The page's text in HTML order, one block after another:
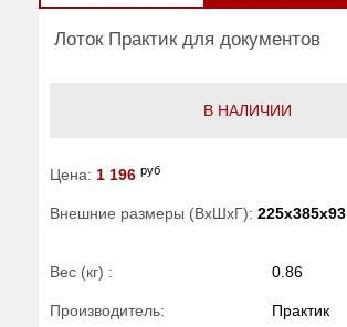
Лоток Практик для документов
В НАЛИЧИИ
Цена: 1 196 руб
Внешние размеры (ВхШхГ): 225x385x93
Вес (кг) : 0.86
Производитель: Практик